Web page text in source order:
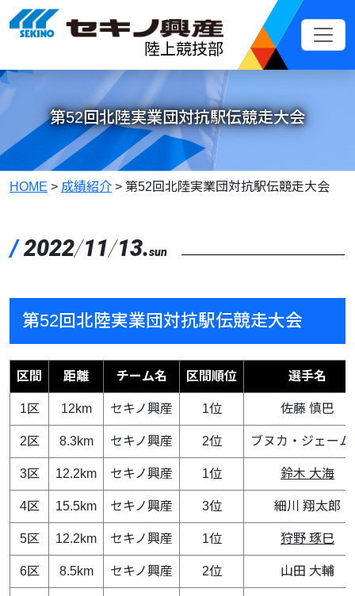
メインコンテンツへスキップ
陸上競技部
第52回北陸実業団対抗駅伝競走大会
HOME > 成績紹介 > 第52回北陸実業団対抗駅伝競走大会
/2022/11/13.sun
第52回北陸実業団対抗駅伝競走大会
区間 距離 チーム名 区間順位 選手名
1区 12km セキノ興産 1位 佐藤 慎巴
2区 8.3km セキノ興産 2位 ブヌカ・ジェーム
3区 12.2km セキノ興産 1位 鈴木 大海
4区 15.5km セキノ興産 3位 細川 翔太郎
5区 12.2km セキノ興産 1位 狩野 琢巳
6区 8.5km セキノ興産 2位 山田 大輔